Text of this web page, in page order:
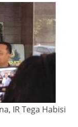
IR Tega Habisi